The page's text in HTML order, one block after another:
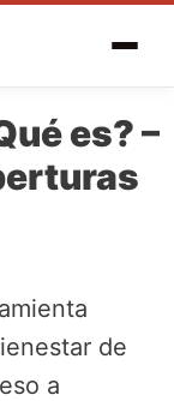
es? –
de
a